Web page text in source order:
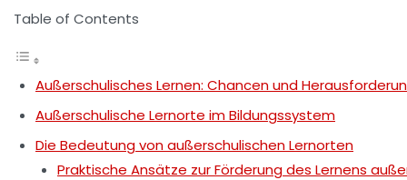
Table of Contents
Außerschulisches Lernen: Chancen und
Außerschulische Lernorte im Bildungssystem
Die Bedeutung von außerschulischen Lernorten
Praktische Ansätze zur Förderung des Lernens